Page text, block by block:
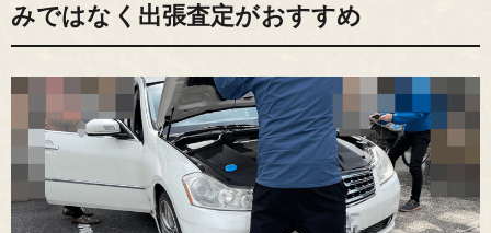
みではなく出張査定がおすすめ